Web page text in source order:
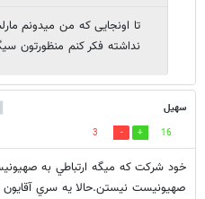
تا اونجایی که من میدونم
نداشته فکر کنم منظورتون
سهيل
16
3
خود شركت كه ميگه ارتباطي به
صهيونيست نيستن.حالا يه سري آقايون